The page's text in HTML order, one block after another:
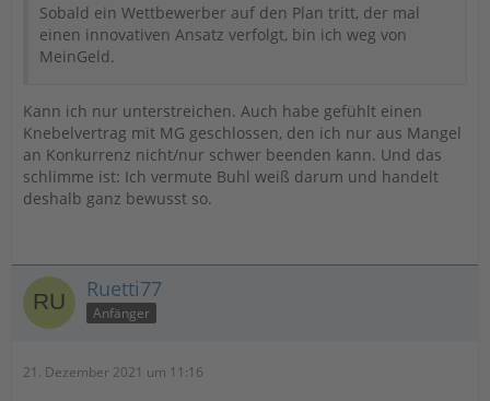
Sobald ein Wettbewerber auf den Plan tritt, der mal
einen innovativen Ansatz verfolgt, bin ich weg von
MeinGeld.
Kann ich nur unterstreichen. Auch habe gefühlt einen
Knebelvertrag mit MG geschlossen, den ich nur aus Mangel
an Konkurrenz nicht/nur schwer beenden kann. Und das
schlimme ist: Ich vermute Buhl weiß darum und handelt
deshalb ganz bewusst so.
Ruetti77
Anfänger
21. Dezember 2021 um 11:16